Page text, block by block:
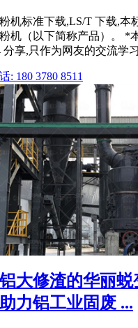
机标准下载,LS/T 下载,本
机（以下简称产品）。 *
分享,只作为网友的交流学
: 180 3780 8511
大修渣的华丽
力铝工业固废 ...